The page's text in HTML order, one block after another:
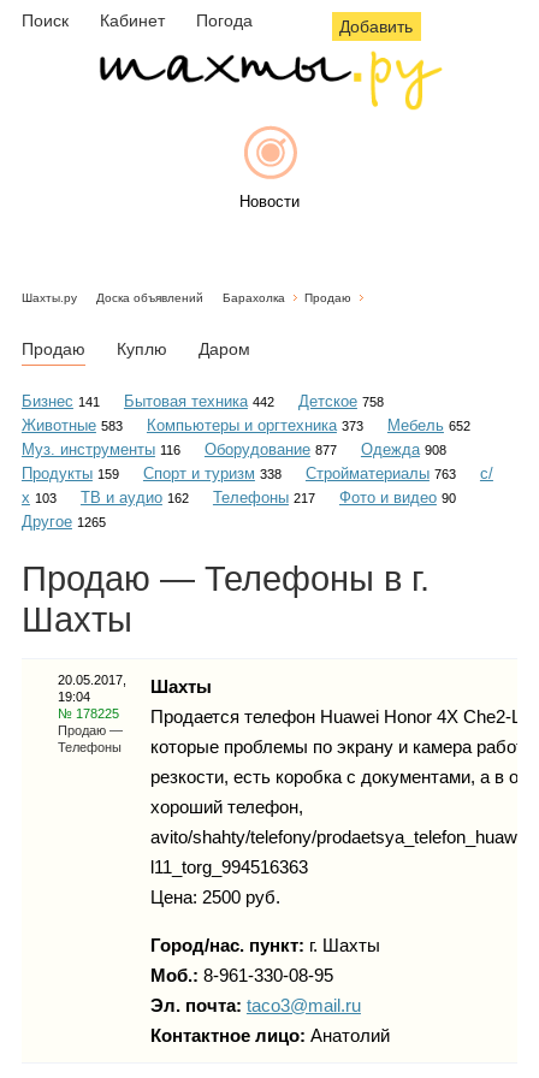
Поиск Кабинет Погода Добавить
Новости
Объявления
Гороскоп
Карты
Фотогалерея
Шахты.ру Доска объявлений Барахолка Продаю
Продаю Куплю Даром
Бизнес 141 Бытовая техника 442 Детское 758
Животные 583 Компьютеры и оргтехника 373 Мебель 652
Муз. инструменты 116 Оборудование 877 Одежда 908
Продукты 159 Спорт и туризм 338 Стройматериалы 763
с/
х 103 ТВ и аудио 162 Телефоны 217 Фото и видео 90
Другое 1265
Продаю — Телефоны в г.
Шахты
20.05.2017,
19:04
№ 178225
Продаю —
Телефоны
Шахты
Продается телефон Huawei Honor 4X Che2-L11
которые проблемы по экрану и камера
резкости, есть коробка с документами, а в
хороший телефон,
avito/shahty/telefony/
l11_torg_994516363
Цена: 2500 руб.
Город/нас. пункт: г. Шахты
Моб.: 8-961-330-08-95
Эл. почта: taco3@mail.ru
Контактное лицо: Анатолий